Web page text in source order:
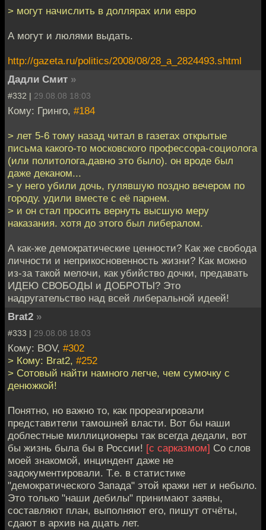
> могут начислить в доллярах или евро
А могут и люлями выдать.
http://gazeta.ru/politics/2008/08/28_a_2824493.shtml
Дадли Смит »
#332 | 29.08.08 18:03
Кому: Гринго, #184
> лет 5-6 тому назад читал в газетах открытые
письма какого-то московского профессора-социолога
(или политолога,давно это было). он вроде был
даже деканом...
> у него убили дочь, гулявшую поздно вечером по
городу. удили вместе с её парнем.
> и он стал просить вернуть высшую меру
наказания. хотя до этого был либералом.
А как-же демократические ценности? Как же свобода
личности и неприкосновенность жизни? Как можно
из-за такой мелочи, как убийство дочки, предавать
ИДЕЮ СВОБОДЫ и ДОБРОТЫ? Это
надругательство над всей либеральной идеей!
Brat2 »
#333 | 29.08.08 18:03
Кому: BOV, #302
> Кому: Brat2, #252
> Сотовый найти намного легче, чем сумочку с
денюжкой!
Понятно, но важно то, как прореагировали
представители тамошней власти. Вот бы наши
доблестные миллиционеры так всегда дедали, вот
бы жизнь была бы в России! [с сарказмом] Со слов
моей знакомой, инциндент даже не
задокументировали. Т.е. в статистике
"демократического Запада" этой кражи нет и небыло.
Это только "наши дебилы" принимают заявы,
составляют план, выполняют его, пишут отчёты,
сдают в архив на дцать лет.